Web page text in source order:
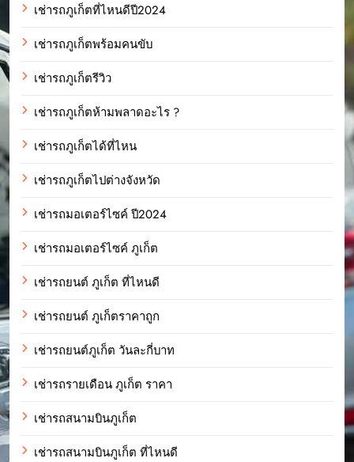
เช่ารถภูเก็ตที่ไหนดีปี2024
เช่ารถภูเก็ตพร้อมคนขับ
เช่ารถภูเก็ตรีวิว
เช่ารถภูเก็ตห้ามพลาดอะไร ?
เช่ารถภูเก็ตได้ที่ไหน
เช่ารถภูเก็ตไปต่างจังหวัด
เช่ารถมอเตอร์ไซค์ ปี2024
เช่ารถมอเตอร์ไซค์ ภูเก็ต
เช่ารถยนต์ ภูเก็ต ที่ไหนดี
เช่ารถยนต์ ภูเก็ตราคาถูก
เช่ารถยนต์ภูเก็ต วันละกี่บาท
เช่ารถรายเดือน ภูเก็ต ราคา
เช่ารถสนามบินภูเก็ต
เช่ารถสนามบินภูเก็ต ที่ไหนดี